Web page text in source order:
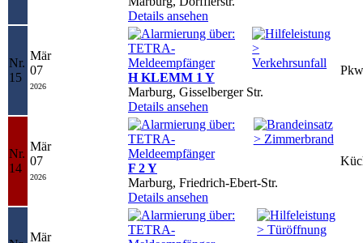
Details ansehen
Nr.
15
Mär
07
2026
H KLEMM 1 Y
Marburg, Gisselberger Str.
Details ansehen
Nr.
14
Mär
07
2026
F 2 Y
Marburg, Friedrich-Ebert-Str.
Details ansehen
Mär